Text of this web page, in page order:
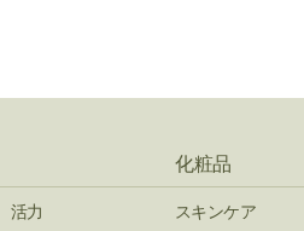
活力
化粧品
スキンケア